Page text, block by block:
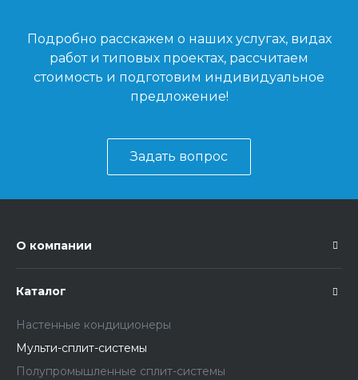
Подробно расскажем о наших услугах, видах
работ и типовых проектах, рассчитаем
стоимость и подготовим индивидуальное
предложение!
Задать вопрос
О компании
Каталог
Настенные кондиционеры
Мульти-сплит-системы
Полупромышленные сплит-системы